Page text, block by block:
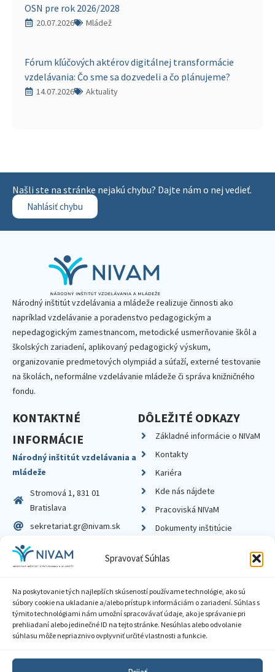
Spravovať Súhlas
Na poskytovanie tých najlepších skúseností používame technológie, ako sú
súbory cookie na ukladanie a/alebo prístup k informáciám o zariadení. Súhlas s
týmito technológiami nám umožní spracovávať údaje, ako je správanie pri
prehliadaní alebo jedinečné ID na tejto stránke. Nesúhlas alebo odvolanie
súhlasu môže nepriaznivo ovplyvniť určité vlastnosti a funkcie.
OSN pre rok 2026/2028
20.07.2026 Mládež
Fórum kľúčových aktérov digitálnej transformácie
vzdelávania: Čo sme sa dozvedeli a čo plánujeme?
14.07.2026 Aktuality
Našli ste na stránke nejakú chybu? Dajte nám o nej vedieť.
Nahlásiť chybu
Národný inštitút vzdelávania a mládeže realizuje činnosti ako
napríklad vzdelávanie a poradenstvo pedagogickým a
nepedagogickým zamestnancom, metodické usmerňovanie škôl a
školských zariadení, aplikovaný pedagogický výskum,
organizovanie predmetových olympiád a súťaží, externé testovanie
na školách, neformálne vzdelávanie mládeže či správa knižničného
fondu.
KONTAKTNÉ
INFORMÁCIE
Národný inštitút vzdelávania a
mládeže
Stromová 1, 831 01
Bratislava
sekretariat.gr@nivam.sk
IČO: 00164348
DIČ: 2020798714
DÔLEŽITÉ ODKAZY
Základné informácie o NIVaM
Kontakty
Kariéra
Kde nás nájdete
Pracoviská NIVaM
Dokumenty inštitúcie
Zásady ochrany súkromia